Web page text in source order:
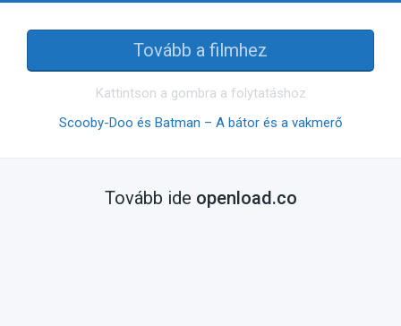
Tovább a filmhez
Kattintson a gombra a folytatáshoz
Scooby-Doo és Batman – A bátor és a vakmerő
Tovább ide openload.co